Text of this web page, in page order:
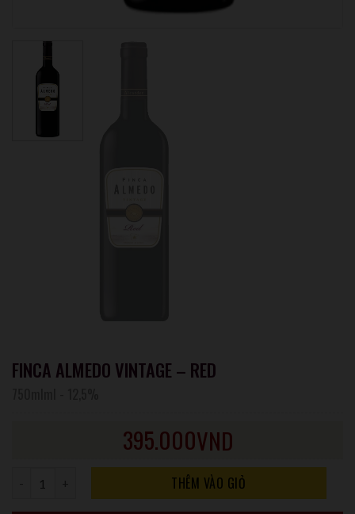
FINCA ALMEDO VINTAGE – RED
395.000VND
THÊM VÀO GIỎ